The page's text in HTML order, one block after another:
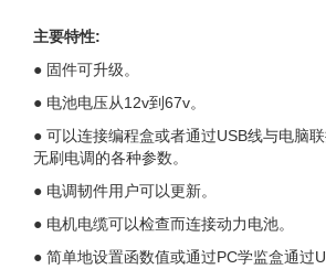
主要特性:
● 固件可升级。
● 电池电压从12v到67v。
● 可以连接编程盒或者通过USB线与电脑
无刷电调的各种参数。
● 电调韧件用户可以更新。
● 电机电缆可以检查而连接动力电池。
● 简单地设置函数值或通过PC学监盒通过